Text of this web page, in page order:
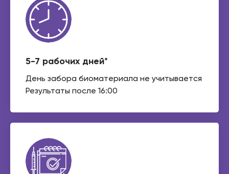
5-7 рабочих дней*
День забора биоматериала не учитывается
Результаты после 16:00